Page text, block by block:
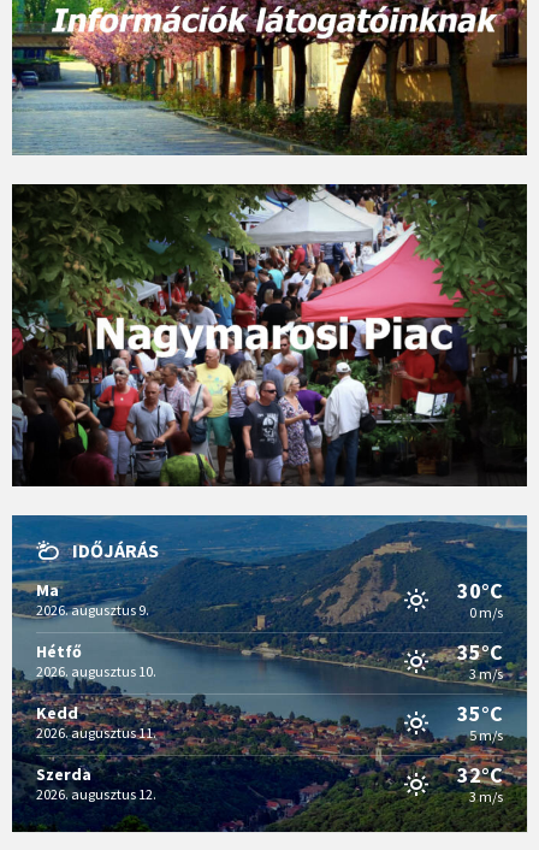
IDŐJÁRÁS
Ma
2026. augusztus 9.
30°C
0 m/s
Hétfő
2026. augusztus 10.
35°C
3 m/s
Kedd
2026. augusztus 11.
35°C
5 m/s
Szerda
2026. augusztus 12.
32°C
3 m/s